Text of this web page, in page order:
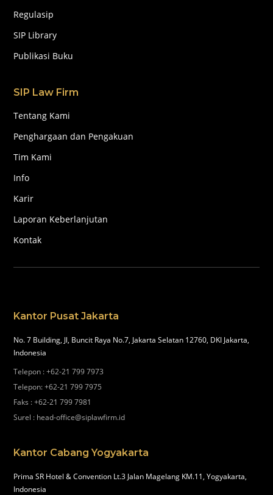
Regulasip
SIP Library
Publikasi Buku
SIP Law Firm
Tentang Kami
Penghargaan dan Pengakuan
Tim Kami
Info
Karir
Laporan Keberlanjutan
Kontak
Kantor Pusat Jakarta
No. 7 Building, Jl, Buncit Raya No.7, Jakarta Selatan 12760, DKI Jakarta,
Indonesia
Telepon :+62-21 799 7973
Telepon:+62-21 799 7975
Faks :+62-21 799 7981
Surel : head-office@siplawfirm.id
Kantor Cabang Yogyakarta
Prima SR Hotel & Convention Lt.3 Jalan Magelang KM.11, Yogyakarta,
Indonesia